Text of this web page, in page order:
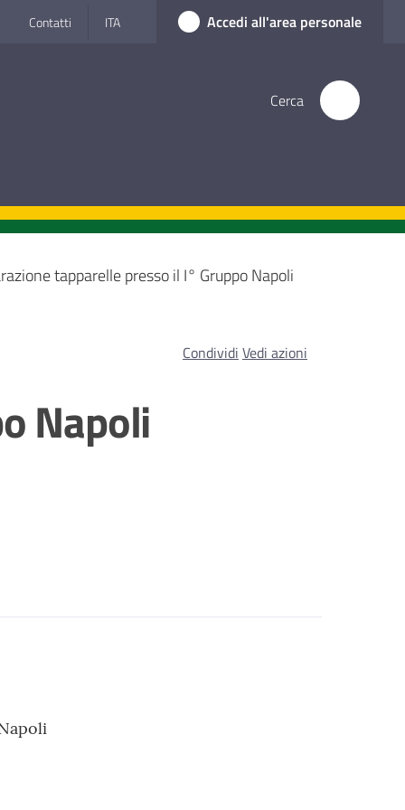
Contatti ITA Accedi all'area personale
Cerca
tapparelle presso il I° Gruppo Napoli
Napoli
Condividi Vedi azioni